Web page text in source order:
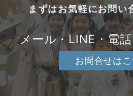
まずはお気軽にお問い
メール・LINE・電
お問合せはこ